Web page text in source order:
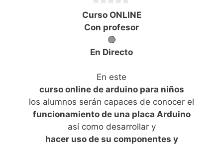
d
e
5
Curso ONLINE
Con profesor
🔴
En Directo
En este
curso online de arduino para niños
los alumnos serán capaces de conocer el
funcionamiento de una placa Arduino
así como desarrollar y
hacer uso de su componentes y